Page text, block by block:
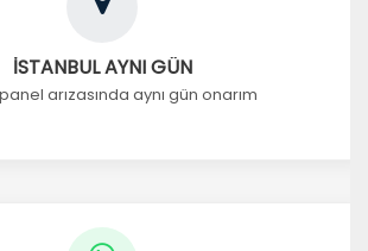
İSTANBUL AYNI GÜN
arızasında aynı gün onarım